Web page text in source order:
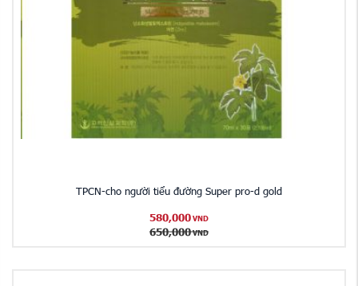
TPCN-cho người tiểu đường Super pro-d gold
580,000 VND
650,000 VND